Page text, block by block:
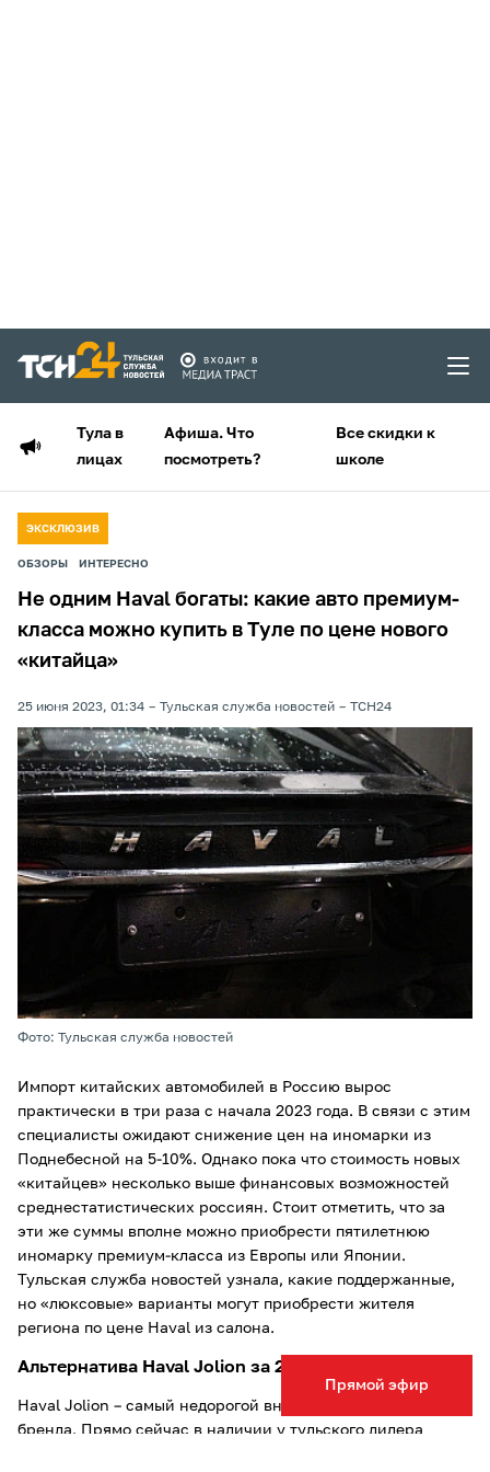
Тула в
лицах
Афиша. Что
посмотреть?
Все скидки к
школе
Прямой эфир
ЭКСКЛЮЗИВ
ОБЗОРЫ ИНТЕРЕСНО
Не одним Haval богаты: какие авто премиум-
класса можно купить в Туле по цене нового
«китайца»
25 июня 2023, 01:34 Тульская служба новостей ТСН24
Фото: Тульская служба новостей
Импорт китайских автомобилей в Россию вырос
практически в три раза с начала 2023 года. В связи с этим
специалисты ожидают снижение цен на иномарки из
Поднебесной на 5-10%. Однако пока что стоимость новых
«китайцев» несколько выше финансовых возможностей
среднестатистических россиян. Стоит отметить, что за
эти же суммы вполне можно приобрести пятилетнюю
иномарку премиум-класса из Европы или Японии.
Тульская служба новостей узнала, какие поддержанные,
но «люксовые» варианты могут приобрести жителя
региона по цене Haval из салона.
Альтернатива Haval Jolion за 2 150 000 рублей
Haval Jolion – самый недорогой внедорожник китайского
бренда. Прямо сейчас в наличии у тульского дилера